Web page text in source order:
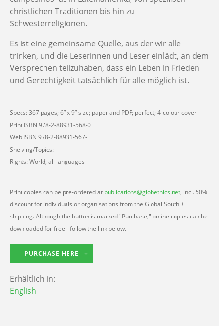
christlichen Traditionen bis hin zu
Schwesterreligionen.
Es ist eine gemeinsame Quelle, aus der wir alle
trinken, und die Leserinnen und Leser einlädt, an dem
Versprechen teilzuhaben, dass ein Leben in Frieden
und Gerechtigkeit tatsächlich für alle möglich ist.
Specs: 367 pages; 6” x 9” size; paper and PDF; perfect; 4-colour cover
Print ISBN 978-2-88931-568-0
Web ISBN 978-2-88931-567-
Shelving/Topics:
Rights: World, all languages
Print copies can be pre-ordered at publications@globethics.net, incl. 50%
discount for individuals or organisations from the Global South +
shipping. Although the button is marked "Purchase," online copies can be
downloaded for free - follow the link below.
PURCHASE HERE
Erhältlich in:
English